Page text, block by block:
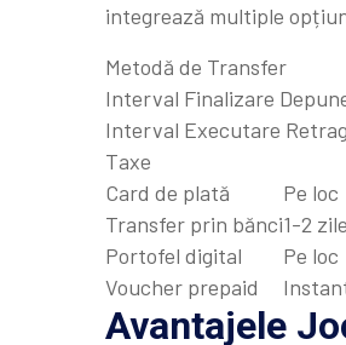
integrează multiple
Metodă de Transfer
Interval Finalizare
Interval Executare
Taxe
Card de plată
Pe loc
Transfer prin bănci1-2
Portofel digital
Pe loc
Voucher prepaid
Avantajele